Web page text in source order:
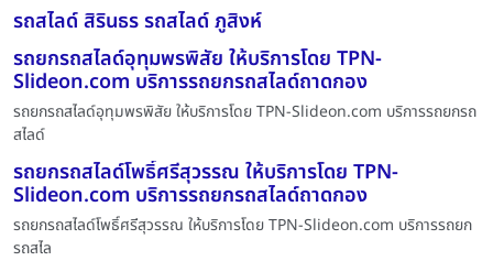
รถสไลด์ สิรินธร รถสไลด์ ภูสิงห์
รถยกรถสไลด์อุทุมพรพิสัย ให้บริการโดย TPN-
Slideon.com บริการรถยกรถสไลด์ถาดกอง
รถยกรถสไลด์อุทุมพรพิสัย ให้บริการโดย TPN-Slideon.com บริการรถยกรถ
สไลด์
รถยกรถสไลด์โพธิ์ศรีสุวรรณ ให้บริการโดย TPN-
Slideon.com บริการรถยกรถสไลด์ถาดกอง
รถยกรถสไลด์โพธิ์ศรีสุวรรณ ให้บริการโดย TPN-Slideon.com บริการรถยก
รถสไล